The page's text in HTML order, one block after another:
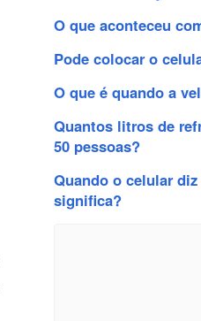
O que aconteceu
Pode colocar o
O que é quando a
Quantos litros de
50 pessoas?
Quando o celular
significa?